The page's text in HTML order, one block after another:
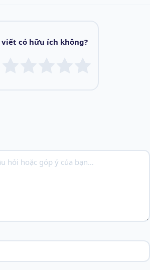
viết có hữu ích không?